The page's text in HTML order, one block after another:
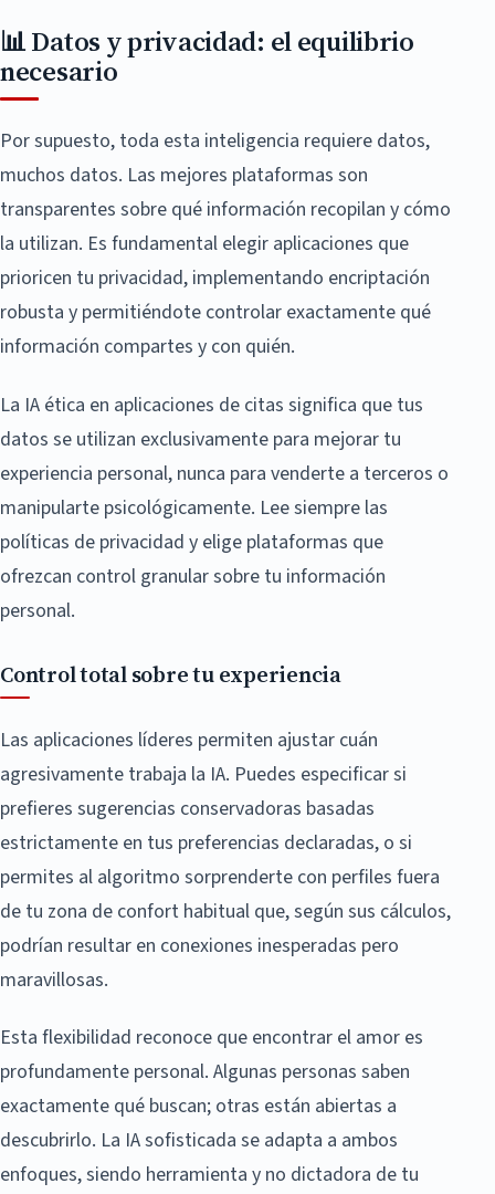
📊 Datos y privacidad: el equilibrio
necesario
Por supuesto, toda esta inteligencia requiere datos,
muchos datos. Las mejores plataformas son
transparentes sobre qué información recopilan y cómo
la utilizan. Es fundamental elegir aplicaciones que
prioricen tu privacidad, implementando encriptación
robusta y permitiéndote controlar exactamente qué
información compartes y con quién.
La IA ética en aplicaciones de citas significa que tus
datos se utilizan exclusivamente para mejorar tu
experiencia personal, nunca para venderte a terceros o
manipularte psicológicamente. Lee siempre las
políticas de privacidad y elige plataformas que
ofrezcan control granular sobre tu información
personal.
Control total sobre tu experiencia
Las aplicaciones líderes permiten ajustar cuán
agresivamente trabaja la IA. Puedes especificar si
prefieres sugerencias conservadoras basadas
estrictamente en tus preferencias declaradas, o si
permites al algoritmo sorprenderte con perfiles fuera
de tu zona de confort habitual que, según sus cálculos,
podrían resultar en conexiones inesperadas pero
maravillosas.
Esta flexibilidad reconoce que encontrar el amor es
profundamente personal. Algunas personas saben
exactamente qué buscan; otras están abiertas a
descubrirlo. La IA sofisticada se adapta a ambos
enfoques, siendo herramienta y no dictadora de tu